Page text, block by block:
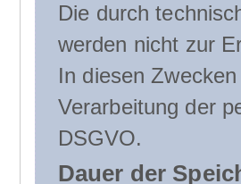
Die durch
werden nicht zur
In diesen
Verarbeitung der
DSGVO.
Dauer der